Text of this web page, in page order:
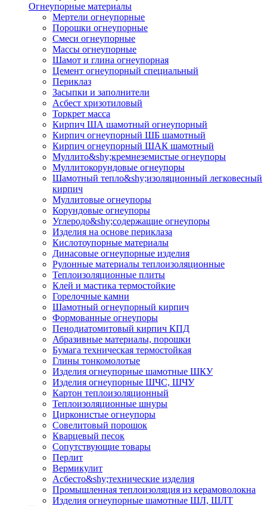
Огнеупорные материалы
Мертели огнеупорные
Порошки огнеупорные
Смеси огнеупорные
Массы огнеупорные
Шамот и глина огнеупорная
Цемент огнеупорный специальный
Периклаз
Засыпки и заполнители
Асбест хризотиловый
Торкрет масса
Кирпич ША шамотный огнеупорный
Кирпич огнеупорный ШБ шамотный
Кирпич огнеупорный ШАК шамотный
Муллито&shy;­кремнеземистые огнеупоры
Муллито­корундовые огнеупоры
Шамотный тепло&shy;изоляционный легковесный
кирпич
Муллитовые огнеупоры
Корундовые огнеупоры
Углеродо&shy;содержащие огнеупоры
Изделия на основе периклаза
Кислотоупорные материалы
Динасовые огнеупорные изделия
Рулонные материалы теплоизоляционные
Тепло­изоляционные плиты
Клей и мастика термостойкие
Горелочные камни
Шамотный огнеупорный кирпич
Формованные огнеупоры
Пенодиатомитовый кирпич КПД
Абразивные материалы, порошки
Бумага техническая термостойкая
Глины тонкомолотые
Изделия огнеупорные шамотные ШКУ
Изделия огнеупорные ШЧС, ШЧУ
Картон теплоизоляционный
Теплоизоляционные шнуры
Цирконистые огнеупоры
Совелитовый порошок
Кварцевый песок
Сопутствующие товары
Перлит
Вермикулит
Асбесто&shy;технические изделия
Промышленная теплоизоляция из керамоволокна
Изделия огнеупорные шамотные ШЛ, ШЛТ